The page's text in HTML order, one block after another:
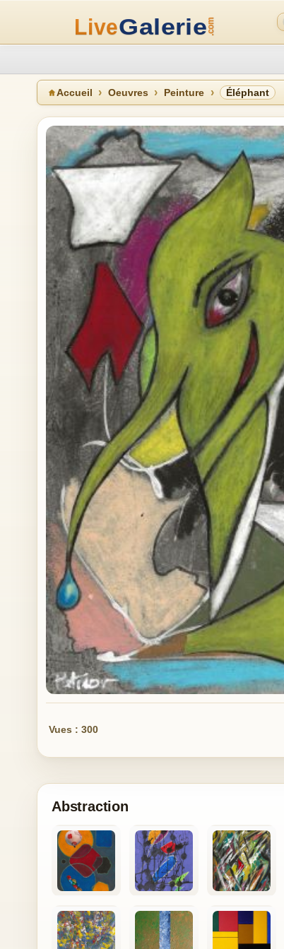
Accueil Oeuvres Peinture Éléphant
Vues : 300
Abstraction